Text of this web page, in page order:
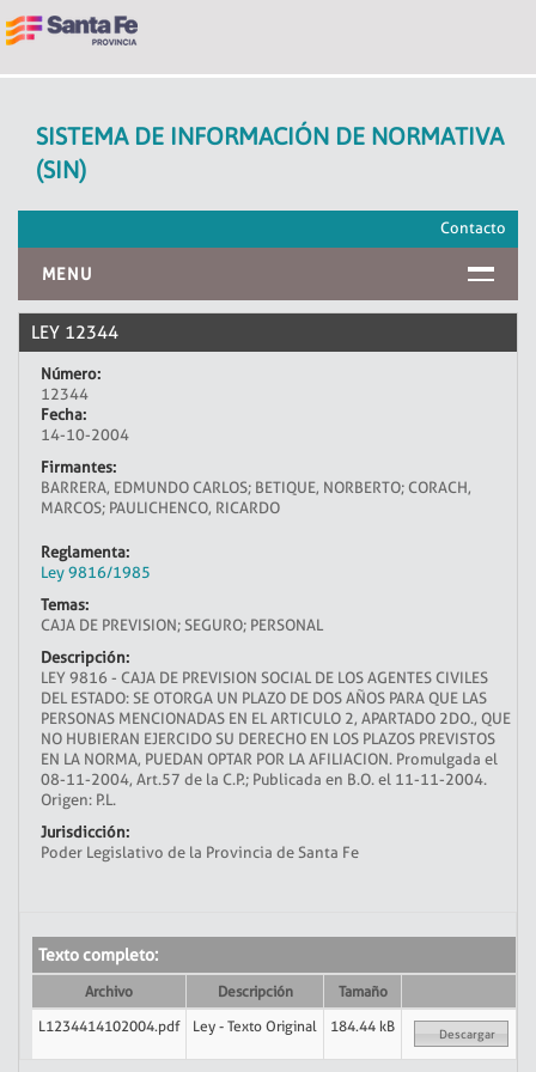
SISTEMA DE INFORMACIÓN DE NORMATIVA
(SIN)
Contacto
MENU
INICIO
LEY 12344
Número:
12344
Fecha:
14-10-2004
Firmantes:
BARRERA, EDMUNDO CARLOS; BETIQUE, NORBERTO; CORACH,
MARCOS; PAULICHENCO, RICARDO
Reglamenta:
Ley 9816/1985
Temas:
CAJA DE PREVISION; SEGURO; PERSONAL
Descripción:
LEY 9816 - CAJA DE PREVISION SOCIAL DE LOS AGENTES CIVILES
DEL ESTADO: SE OTORGA UN PLAZO DE DOS AÑOS PARA QUE LAS
PERSONAS MENCIONADAS EN EL ARTICULO 2, APARTADO 2DO., QUE
NO HUBIERAN EJERCIDO SU DERECHO EN LOS PLAZOS PREVISTOS
EN LA NORMA, PUEDAN OPTAR POR LA AFILIACION. Promulgada el
08-11-2004, Art.57 de la C.P.; Publicada en B.O. el 11-11-2004.
Origen: P.L.
Jurisdicción:
Poder Legislativo de la Provincia de Santa Fe
Texto completo:
Archivo Descripción
Tamaño
L1234414102004.pdf
Ley - Texto Original 184.44 kB Descargar